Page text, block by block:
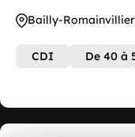
Bailly-
CDI De 40 à